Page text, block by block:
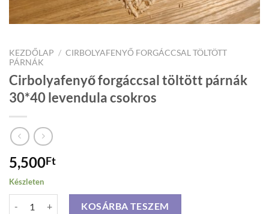
KEZDŐLAP / CIRBOLYAFENYŐ FORGÁCCSAL TÖLTÖTT
PÁRNÁK
Cirbolyafenyő forgáccsal töltött párnák
30*40 levendula csokros
5,500Ft
Készleten
Cirbolyafenyő forgáccsal töltött párnák 30*40 levendula csokros
KOSÁRBA TESZEM